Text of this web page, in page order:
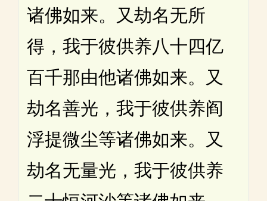
诸佛如来。又劫名无所
得，我于彼供养八十四亿
百千那由他诸佛如来。又
劫名善光，我于彼供养阎
浮提微尘等诸佛如来。又
劫名无量光，我于彼供养